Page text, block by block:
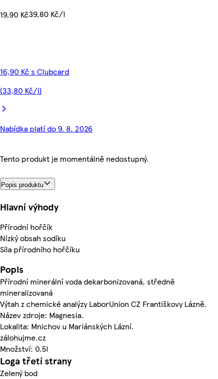
19,90 Kč39,80 Kč/l
16,90 Kč s Clubcard
(33,80 Kč/l)
Nabídka platí do 9. 8. 2026
Tento produkt je momentálně nedostupný.
Popis produktu
Hlavní výhody
Přírodní hořčík
Nízký obsah sodíku
Síla přírodního hořčíku
Popis
Přírodní minerální voda dekarbonizovaná, středně
mineralizovaná
Výtah z chemické analýzy LaborUnion CZ Františkovy Lázně.
Název zdroje: Magnesia.
Lokalita: Mnichov u Mariánských Lázní.
zálohujme.cz
Množství: 0.5l
Loga třetí strany
Zelený bod